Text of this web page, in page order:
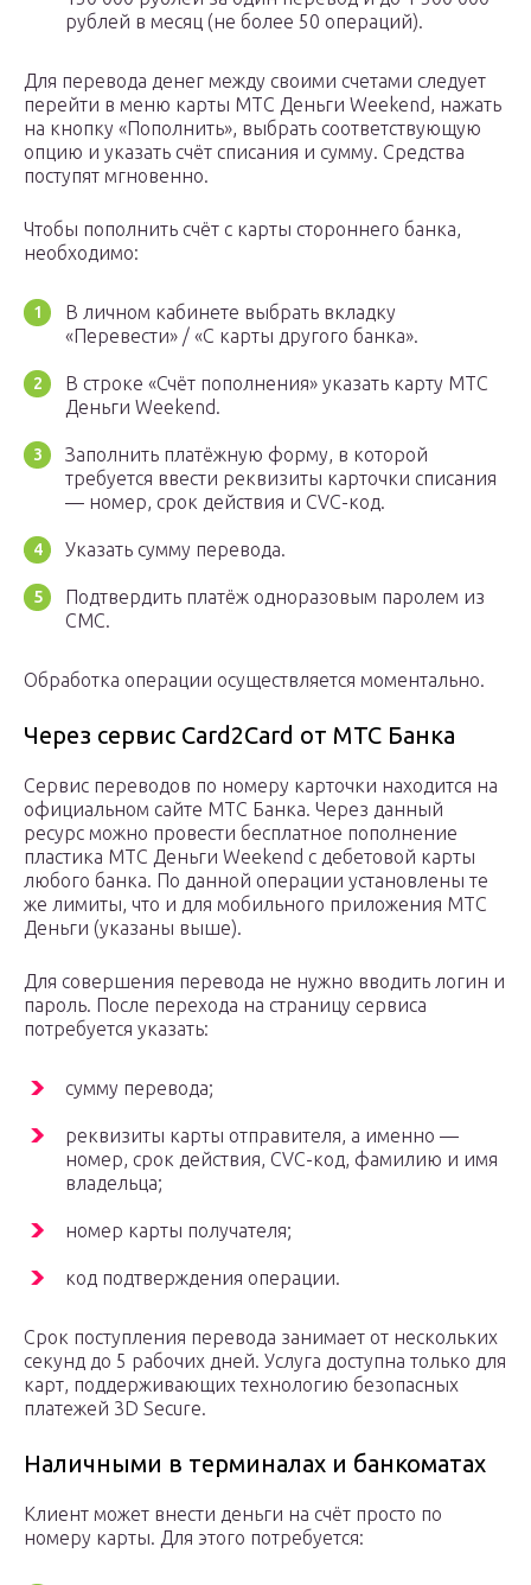
рублей в месяц (не более 50 операций).
Для перевода денег между своими счетами следует
перейти в меню карты МТС Деньги Weekend, нажать
на кнопку «Пополнить», выбрать соответствующую
опцию и указать счёт списания и сумму. Средства
поступят мгновенно.
Чтобы пополнить счёт с карты стороннего банка,
необходимо:
В личном кабинете выбрать вкладку
«Перевести» / «С карты другого банка».
В строке «Счёт пополнения» указать карту МТС
Деньги Weekend.
Заполнить платёжную форму, в которой
требуется ввести реквизиты карточки списания
— номер, срок действия и CVC-код.
Указать сумму перевода.
Подтвердить платёж одноразовым паролем из
СМС.
Обработка операции осуществляется моментально.
Через сервис Card2Card от МТС Банка
Сервис переводов по номеру карточки находится на
официальном сайте МТС Банка. Через данный
ресурс можно провести бесплатное пополнение
пластика МТС Деньги Weekend с дебетовой карты
любого банка. По данной операции установлены те
же лимиты, что и для мобильного приложения МТС
Деньги (указаны выше).
Для совершения перевода не нужно вводить логин и
пароль. После перехода на страницу сервиса
потребуется указать:
сумму перевода;
реквизиты карты отправителя, а именно —
номер, срок действия, CVC-код, фамилию и имя
владельца;
номер карты получателя;
код подтверждения операции.
Срок поступления перевода занимает от нескольких
секунд до 5 рабочих дней. Услуга доступна только для
карт, поддерживающих технологию безопасных
платежей 3D Secure.
Наличными в терминалах и банкоматах
Клиент может внести деньги на счёт просто по
номеру карты. Для этого потребуется: